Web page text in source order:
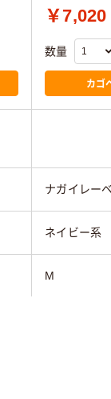
￥7,020
数量
カゴ
ナガイレー
ネイビー系
M